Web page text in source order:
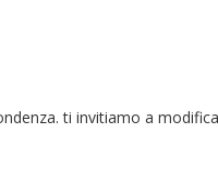
ti invitiamo a